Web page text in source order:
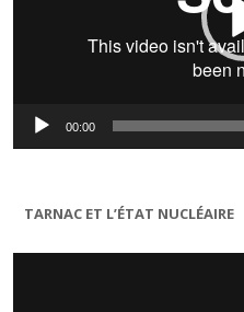
00:00
TARNAC ET L’ÉTAT NUCLÉAIRE
Lecteur